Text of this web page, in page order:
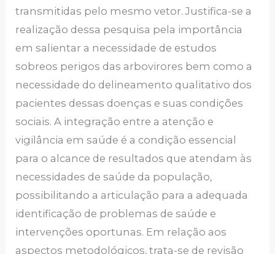
transmitidas pelo mesmo vetor. Justifica-se a
realização dessa pesquisa pela importância
em salientar a necessidade de estudos
sobreos perigos das arbovirores bem como a
necessidade do delineamento qualitativo dos
pacientes dessas doenças e suas condições
sociais. A integração entre a atenção e
vigilância em saúde é a condição essencial
para o alcance de resultados que atendam às
necessidades de saúde da população,
possibilitando a articulação para a adequada
identificação de problemas de saúde e
intervenções oportunas. Em relação aos
aspectos metodológicos, trata-se de revisão